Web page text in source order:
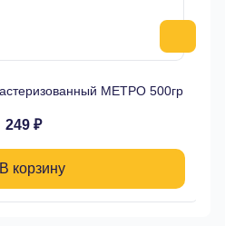
МЕТРО 500гр
249 ₽
В корзину